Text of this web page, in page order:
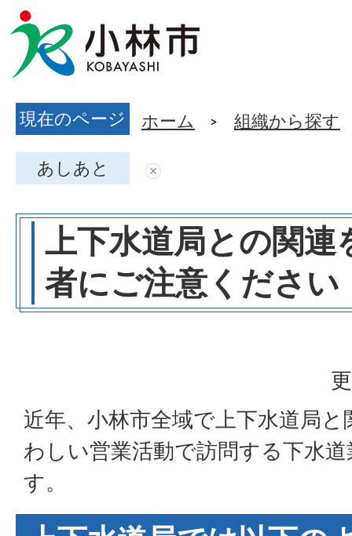
現在のページ ホーム 組織から探す
あしあと
上下水道局との関連
者にご注意ください
近年、小林市全域で上下水道局
わしい営業活動で訪問する下水
す。